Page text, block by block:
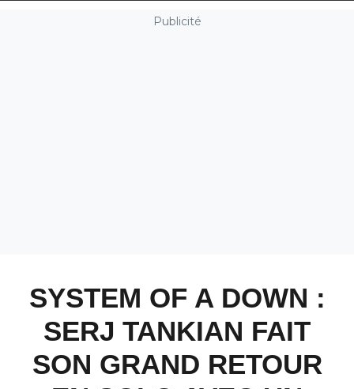
Publicité
SYSTEM OF A DOWN :
SERJ TANKIAN FAIT
SON GRAND RETOUR